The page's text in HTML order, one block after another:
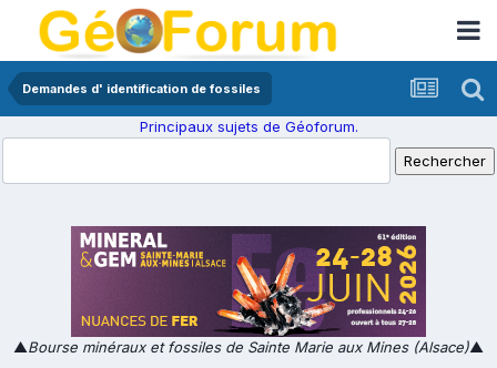
Demandes d' identification de fossiles
Principaux sujets de Géoforum.
▲Bourse minéraux et fossiles de Sainte Marie aux Mines (Alsace)▲